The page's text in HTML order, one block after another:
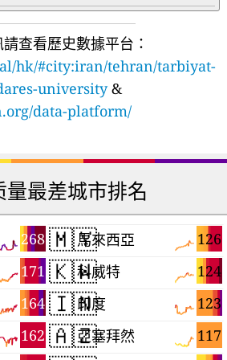
查看歷史數據平台：
hk/#city:iran/tehran/tarbiyat-
university&
data-platform/
量最差城市排名
268
171
164
162
🇲🇾 126
馬來西亞
🇰🇼 124
科威特
🇮🇳 123
印度
🇦🇿 117
亞塞拜然